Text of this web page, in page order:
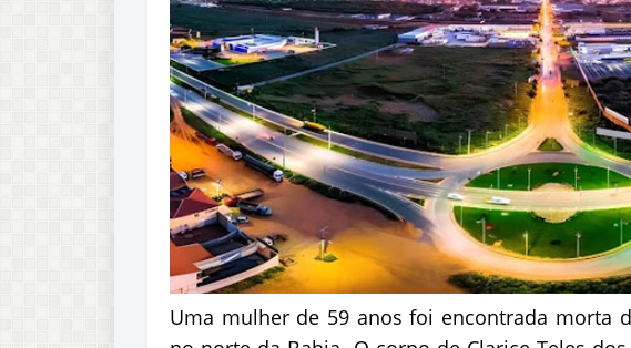
Uma mulher de 59 anos foi encontrada morta